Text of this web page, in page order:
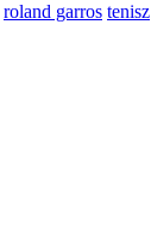
roland garros tenisz